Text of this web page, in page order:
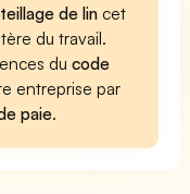
de lincet
du travail.
ducode
entreprise par
paie.